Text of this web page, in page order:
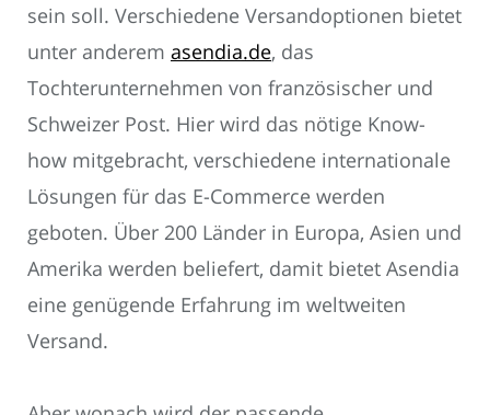
sein soll. Verschiedene Versandoptionen bietet
unter anderem asendia.de, das
Tochterunternehmen von französischer und
Schweizer Post. Hier wird das nötige Know-
how mitgebracht, verschiedene internationale
Lösungen für das E-Commerce werden
geboten. Über 200 Länder in Europa, Asien und
Amerika werden beliefert, damit bietet Asendia
eine genügende Erfahrung im weltweiten
Versand.